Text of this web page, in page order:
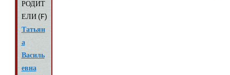
РОДИТ
ЕЛИ (F)
Татьян
а
Василь
евна